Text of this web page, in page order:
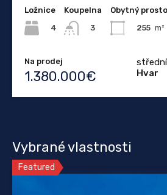
Ložnice
4
Koupelna
3
Obytný
255 m²
Na prodej
1.380.000€
Hvar
Vybrané vlastnosti
Featured